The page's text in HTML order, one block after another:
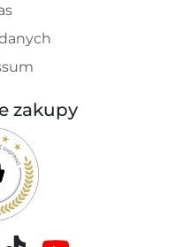
zakupy